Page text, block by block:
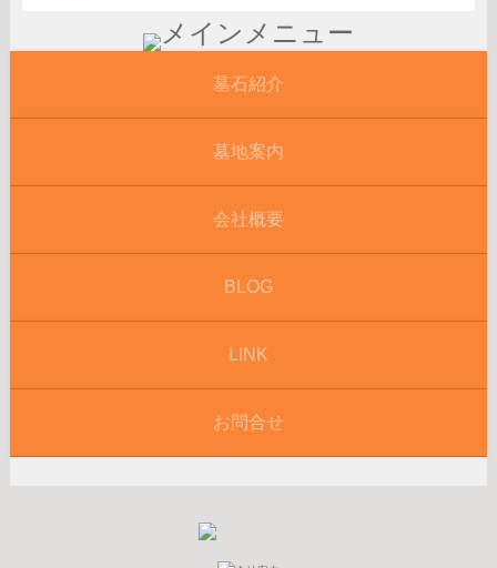
墓石紹介
墓地案内
会社概要
BLOG
LINK
お問合せ